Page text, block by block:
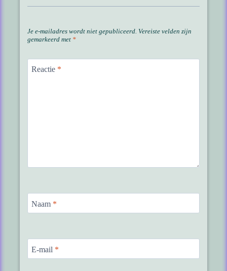
Je e-mailadres wordt niet gepubliceerd. Vereiste velden zijn
gemarkeerd met *
Reactie *
Naam *
E-mail *